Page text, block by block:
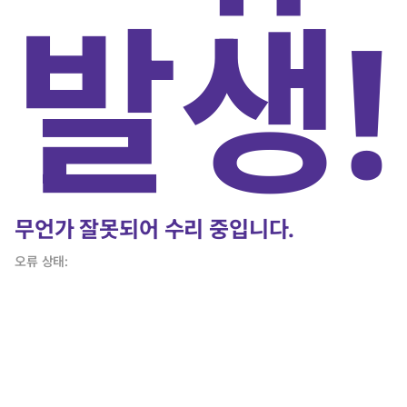
발생!
무언가 잘못되어 수리 중입니다.
오류 상태: